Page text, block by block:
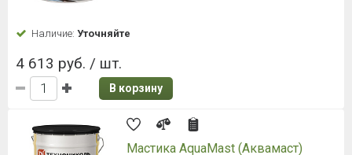
Наличие: Уточняйте
4 613 руб. / шт.
В корзину
Мастика AquaMast (Аквамаст)